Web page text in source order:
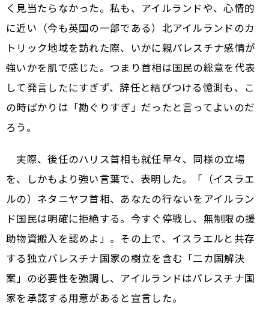
く見当たらなかった。私も、アイルランドや、心情的
に近い（今も英国の一部である）北アイルランドのカ
トリック地域を訪れた際、いかに親パレスチナ感情が
強いかを肌で感じた。つまり首相は国民の総意を代表
して発言したにすぎず、辞任と結びつける憶測も、こ
の時ばかりは「勘ぐりすぎ」だったと言ってよいのだ
ろう。
実際、後任のハリス首相も就任早々、同様の立場
を、しかもより強い言葉で、表明した。「（イスラエ
ルの）ネタニヤフ首相、あなたの行ないをアイルラン
ド国民は明確に拒絶する。今すぐ停戦し、無制限の援
助物資搬入を認めよ」。その上で、イスラエルと共存
する独立パレスチナ国家の樹立を含む「二カ国解決
案」の必要性を強調し、アイルランドはパレスチナ国
家を承認する用意があると宣言した。